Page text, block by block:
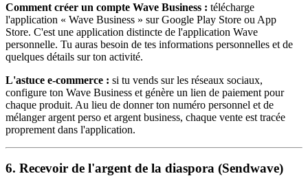
Comment créer un compte Wave Business : télécharge
l'application « Wave Business » sur Google Play Store ou App
Store. C'est une application distincte de l'application Wave
personnelle. Tu auras besoin de tes informations personnelles et de
quelques détails sur ton activité.
L'astuce e-commerce : si tu vends sur les réseaux sociaux,
configure ton Wave Business et génère un lien de paiement pour
chaque produit. Au lieu de donner ton numéro personnel et de
mélanger argent perso et argent business, chaque vente est tracée
proprement dans l'application.
6. Recevoir de l'argent de la diaspora (Sendwave)